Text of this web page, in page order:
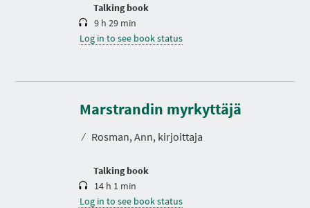
Talking book
9 h 29 min
Log in to see book status
Marstrandin myrkyttäjä
⁄ Rosman, Ann, kirjoittaja
Talking book
D
r
a
i
14 h 1 min
Log in to see book status